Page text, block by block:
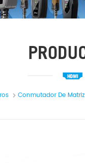
Conmutador De